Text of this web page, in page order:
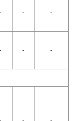
- - -
- - -